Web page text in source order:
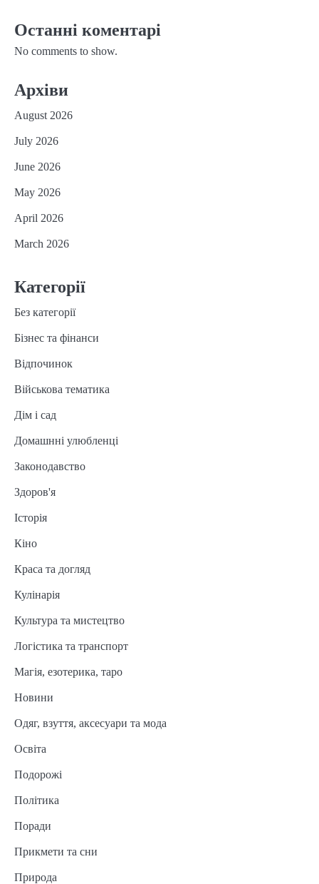
Останні коментарі
No comments to show.
Архіви
August 2026
July 2026
June 2026
May 2026
April 2026
March 2026
Категорії
Без категорії
Бізнес та фінанси
Відпочинок
Військова тематика
Дім і сад
Домашнні улюбленці
Законодавство
Здоров'я
Історія
Кіно
Краса та догляд
Кулінарія
Культура та мистецтво
Логістика та транспорт
Магія, езотерика, таро
Новини
Одяг, взуття, аксесуари та мода
Освіта
Подорожі
Політика
Поради
Прикмети та сни
Природа